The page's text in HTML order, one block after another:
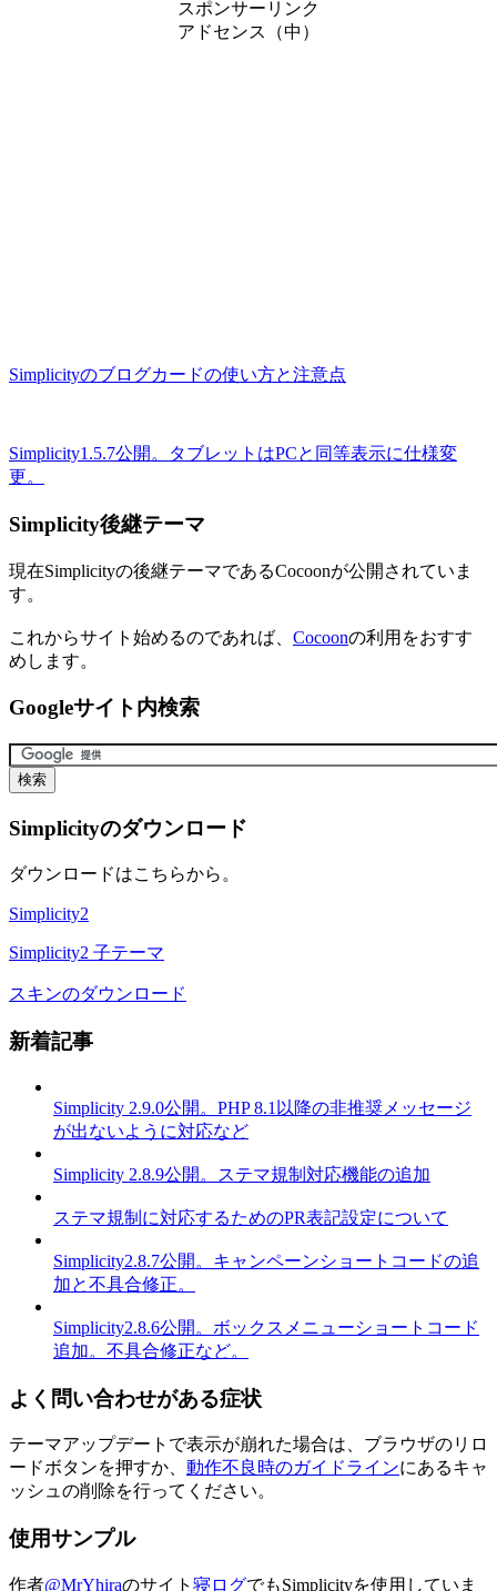
スポンサーリンク
アドセンス（中）
Simplicityのブログカードの使い方と注意点
Simplicity1.5.7公開。タブレットはPCと同等表示に仕様変
更。
Simplicity後継テーマ
現在Simplicityの後継テーマであるCocoonが公開されていま
す。
これからサイト始めるのであれば、 Cocoonの利用をおすす
めします。
Googleサイト内検索
Simplicityのダウンロード
ダウンロードはこちらから。
Simplicity2
Simplicity2 子テーマ
スキンのダウンロード
新着記事
Simplicity 2.9.0公開。PHP 8.1以降の非推奨メッセージ
が出ないように対応など
Simplicity 2.8.9公開。ステマ規制対応機能の追加
ステマ規制に対応するためのPR表記設定について
Simplicity2.8.7公開。キャンペーンショートコードの追
加と不具合修正。
Simplicity2.8.6公開。ボックスメニューショートコード
追加。不具合修正など。
よく問い合わせがある症状
テーマアップデートで表示が崩れた場合は、ブラウザのリロ
ードボタンを押すか、 動作不良時のガイドラインにあるキャ
ッシュの削除を行ってください。
使用サンプル
作者@MrYhiraのサイト 寝ログでもSimplicityを使用していま